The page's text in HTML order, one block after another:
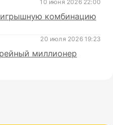
10 июня 2026 22:00
комбинацию
20 июля 2026 19:23
миллионер